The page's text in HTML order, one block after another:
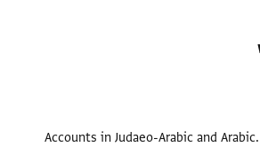
Accounts in Judaeo-Arabic and